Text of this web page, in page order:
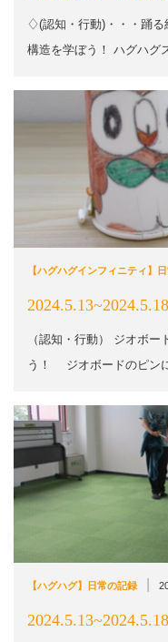
♢(認知・行動)・・・踊る
構造を学ぼう！ ハグハグ
【ハグハグインフィニティ】
2024.5.13~2024.5.18
（認知・行動） ジオボ
う！ ジオボードのピン
【ハグハグ】日常の記録
2024.5.13~2024.5.18